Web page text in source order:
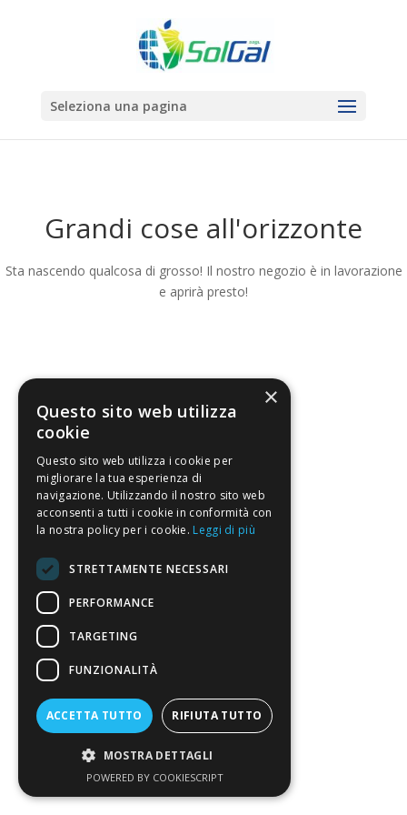
Seleziona una pagina
Grandi cose all'orizzonte
Sta nascendo qualcosa di grosso! Il nostro negozio è in lavorazione
e aprirà presto!
×
Questo sito web utilizza
cookie
Questo sito web utilizza i cookie per
migliorare la tua esperienza di
navigazione. Utilizzando il nostro sito web
acconsenti a tutti i cookie in conformità con
la nostra policy per i cookie. Leggi di più
STRETTAMENTE NECESSARI
PERFORMANCE
TARGETING
FUNZIONALITÀ
ACCETTA TUTTO RIFIUTA TUTTO
MOSTRA DETTAGLI
POWERED BY COOKIESCRIPT